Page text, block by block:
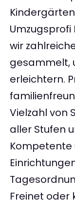
Umzugsprofi
wir
gesammelt,
erleichtern.
Vielzahl von
aller Stufen
Kompetente
Freinet oder